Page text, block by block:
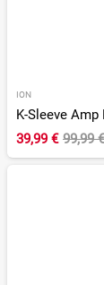
ION
K-Sleeve
39,99 € 99,99